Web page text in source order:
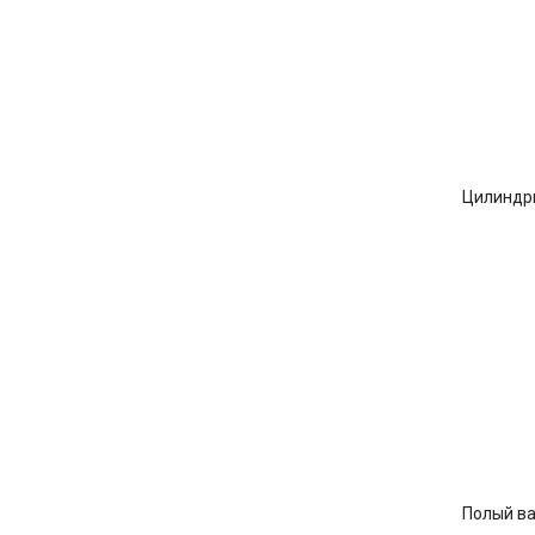
Полый